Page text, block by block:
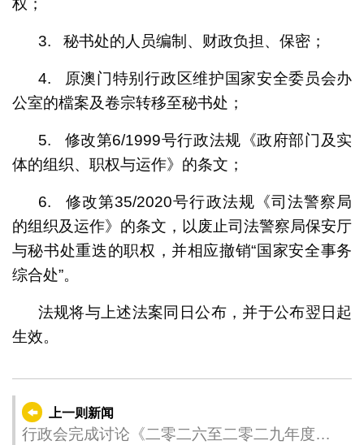
权；
3. 秘书处的人员编制、财政负担、保密；
4. 原澳门特别行政区维护国家安全委员会办
公室的檔案及卷宗转移至秘书处；
5. 修改第6/1999号行政法规 《政府部门及实
体的组织、职权与运作》的条文；
6. 修改第35/2020号行政法规《司法警察局
的组织及运作》的条文，以废止司法警察局保安厅
与秘书处重迭的职权，并相应撤销“国家安全事务
综合处”。
法规将与上述法案同日公布，并于公布翌日起
生效。
上一则新闻
行政会完成讨论《二零二六至二零二九年度持